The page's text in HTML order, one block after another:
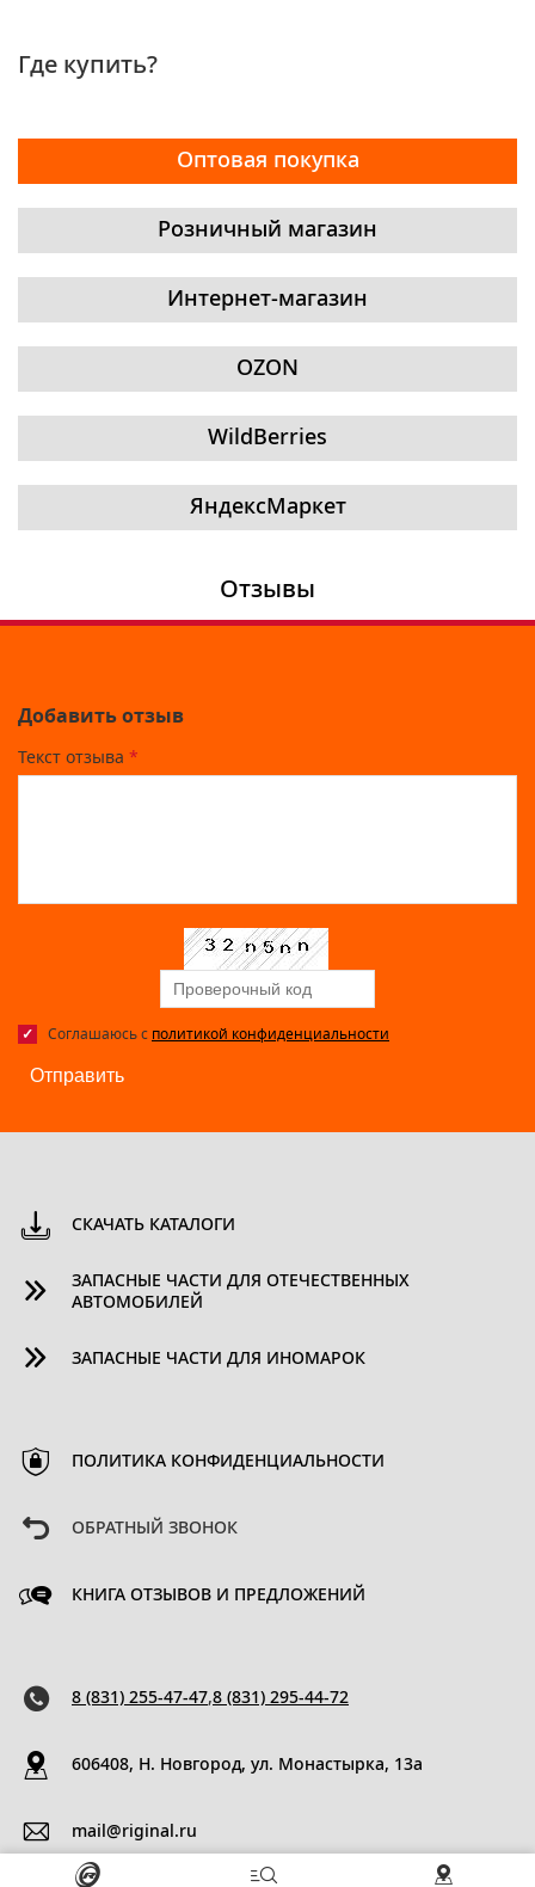
Где купить?
Оптовая покупка
Розничный магазин
Интернет-магазин
OZON
WildBerries
ЯндексМаркет
Отзывы
Добавить отзыв
Текст отзыва *
Соглашаюсь с политикой конфиденциальности
Отправить
СКАЧАТЬ КАТАЛОГИ
ЗАПАСНЫЕ ЧАСТИ ДЛЯ ОТЕЧЕСТВЕННЫХ
АВТОМОБИЛЕЙ
ЗАПАСНЫЕ ЧАСТИ ДЛЯ ИНОМАРОК
ПОЛИТИКА КОНФИДЕНЦИАЛЬНОСТИ
ОБРАТНЫЙ ЗВОНОК
КНИГА ОТЗЫВОВ И ПРЕДЛОЖЕНИЙ
8 (831) 255-47-47,8 (831) 295-44-72
606408, Н. Новгород, ул. Монастырка, 13a
mail@riginal.ru